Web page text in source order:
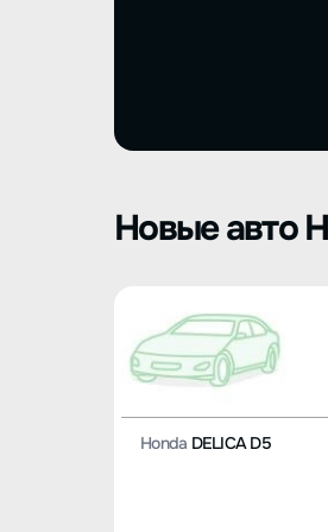
Новые авто
Honda DELICA D5